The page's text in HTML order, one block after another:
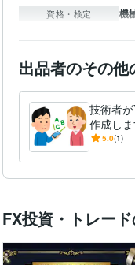
資格・検定 機
出品者のその他
技術者
作成し
技術者
5.0(1)
FX投資・トレー